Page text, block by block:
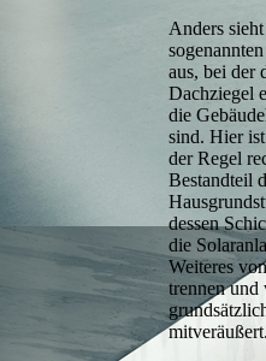
Anders
aus, bei der
Dachziegel
die
sind. Hier
der Regel
Bestandteil
dessen
die
Weiteres
trennen und
mitveräußert.